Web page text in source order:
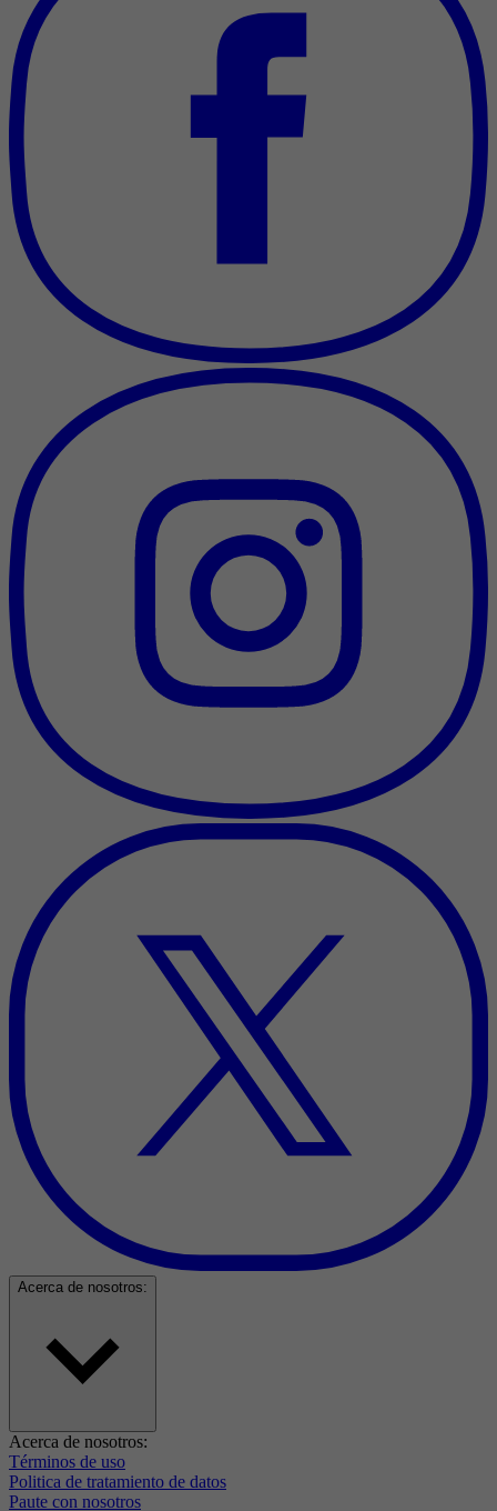
Acerca de nosotros:
Acerca de nosotros:
Términos de uso
Politica de tratamiento de datos
Paute con nosotros